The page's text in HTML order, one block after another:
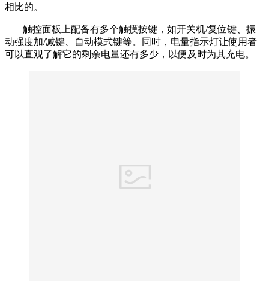
相比的。
触控面板上配备有多个触摸按键，如开关机/复位键、振
动强度加/减键、自动模式键等。同时，电量指示灯让使用者
可以直观了解它的剩余电量还有多少，以便及时为其充电。